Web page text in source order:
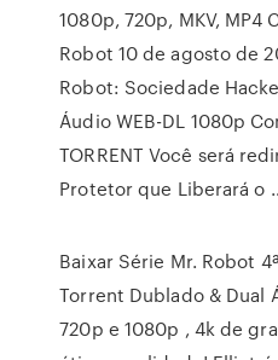
1080p, 720p, MKV, MP4
Robot 10 de agosto de
Robot: Sociedade
Áudio WEB-DL 1080p
TORRENT Você será
Protetor que Liberará o
Baixar Série Mr. Robot
Torrent Dublado & Dual
720p e 1080p , 4k de